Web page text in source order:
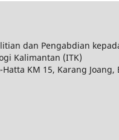
dan Pengabdian
Kalimantan (ITK)
Hatta KM 15, Karang